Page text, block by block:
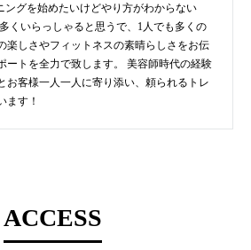
ングを始めたいけどやり方がわからない
くいらっしゃると思うで、1人でも多くの
楽しさやフィットネスの素晴らしさをお伝
ートを全力で致します。 美容師時代の経験
お客様一人一人に寄り添い、頼られるトレ
ます！
ACCESS